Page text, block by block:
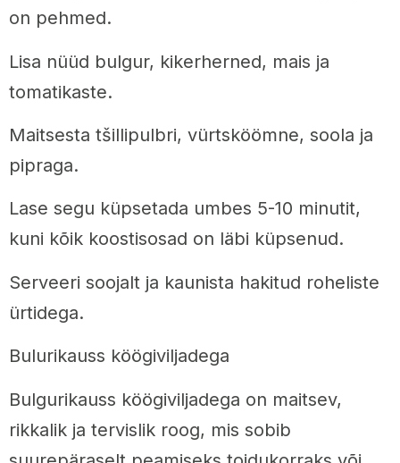
on pehmed.
Lisa nüüd bulgur, kikerherned, mais ja
tomatikaste.
Maitsesta tšillipulbri, vürtsköömne, soola ja
pipraga.
Lase segu küpsetada umbes 5-10 minutit,
kuni kõik koostisosad on läbi küpsenud.
Serveeri soojalt ja kaunista hakitud roheliste
ürtidega.
Bulurikauss köögiviljadega
Bulgurikauss köögiviljadega on maitsev,
rikkalik ja tervislik roog, mis sobib